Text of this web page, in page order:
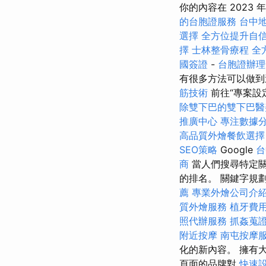
你的內容在 2023
的台胞證服務 台中
選擇 全方位提升自
擇 士林整骨療程 全
國簽證 - 台胞證辦
有很多方法可以做
筋技術 前往“專案
除雙下巴的雙下巴
推廣中心 專注數據
高品質外燴餐飲選
SEO策略 Google
商 當人們搜尋特定
的排名。 關鍵字規
薦 專業外燴公司介
質外燴服務 植牙費
照代辦服務 抓姦蒐
附近按摩 南屯按摩
化的新內容。 擁有
頁面的品牌對快速